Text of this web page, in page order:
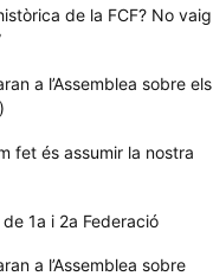
de la FCF? No vaig
a l’Assemblea sobre els
fet és assumir la nostra
1a i 2a Federació
a l’Assemblea sobre